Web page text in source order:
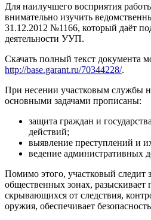
Для наилучшего восприятия
внимательно изучить
31.12.2012 №1166, который даёт
деятельности УУП.
Скачать полный текст документа
http://base.garant.ru/70344228/.
При несении участковым службы
основными задачами прописаны:
защита граждан и
действий;
выявление преступлений и
ведение административных
Помимо этого, участковый следит
общественных зонах, разыскивает
скрывающихся от следствия,
оружия, обеспечивает